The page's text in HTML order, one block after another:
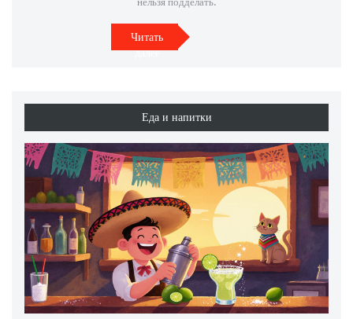
Читать
далее
Еда и напитки